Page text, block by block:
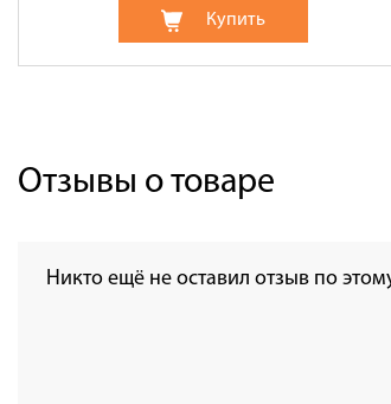
Купить
Отзывы о товаре
Никто ещё не оставил отзыв по